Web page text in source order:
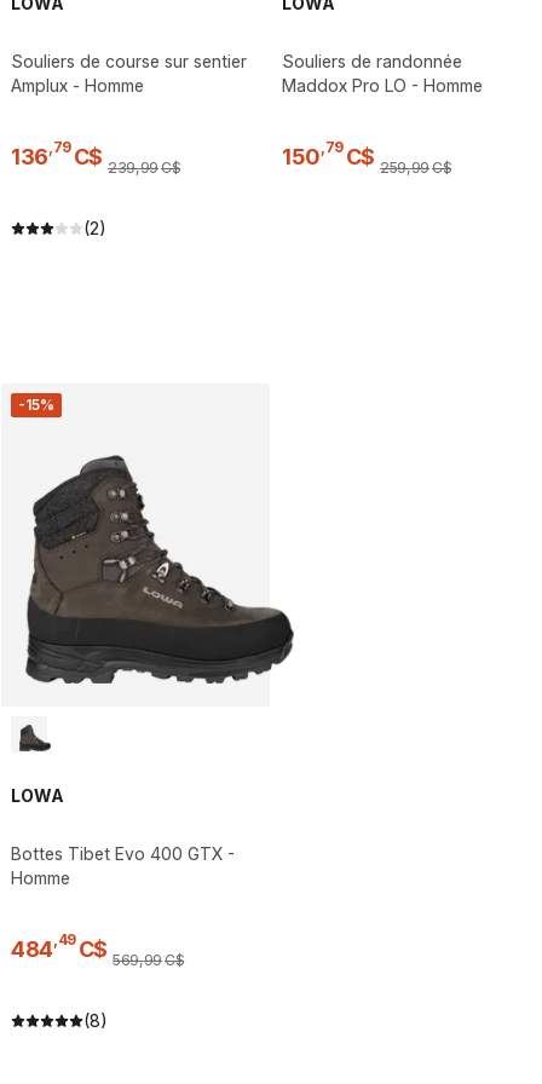
Souliers de course sur sentier
Amplux - Homme
136,79 C$ 239,99C$
(2)
Souliers de randonnée
Maddox Pro LO - Homme
150,79 C$ 259,99C$
-15%
LOWA
Bottes Tibet Evo 400 GTX -
Homme
484 49 C$ 569,99C$
(8)